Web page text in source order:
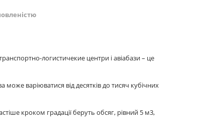
логистичекие центри і авіабази – це
може варіюватися від десятків до тисяч кубічних
кроком градації беруть обсяг, рівний 5 м3,